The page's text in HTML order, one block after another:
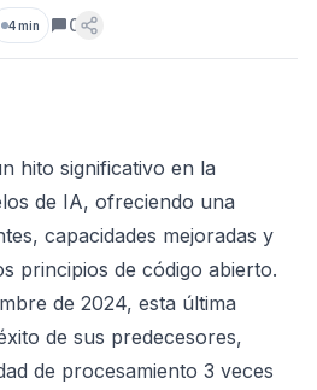
4 min 0
Comentarios
hito significativo en la
de IA, ofreciendo una
capacidades mejoradas y
principios de código abierto.
de 2024, esta última
de sus predecesores,
de procesamiento 3 veces